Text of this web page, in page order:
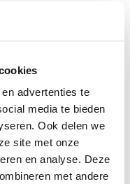
advertenties te
media te bieden
Ook delen we
site met onze
en analyse. Deze
met andere
wordt in België
hangt af van
het overgrote deel van
het papier/karton
wordt eerder